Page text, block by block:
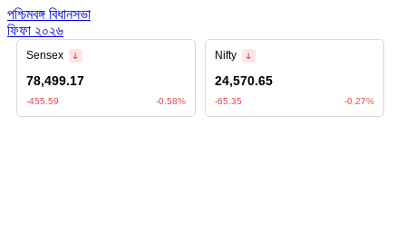
পশ্চিমবঙ্গ বিধানসভা
ফিফা ২০২৬